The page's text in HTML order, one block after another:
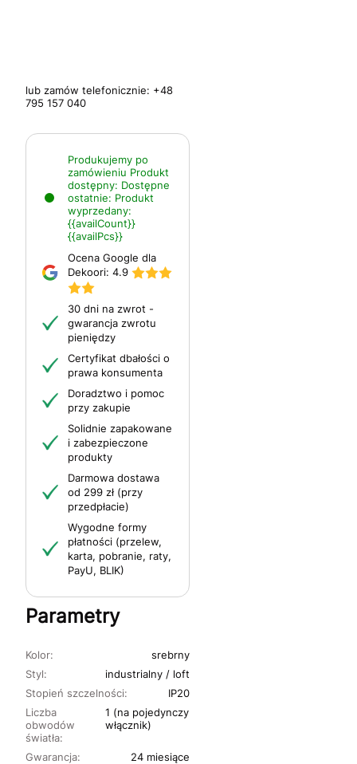
lub zamów telefonicznie: +48
795 157 040
Produkujemy po
zamówieniu Produkt
dostępny: Dostępne
ostatnie: Produkt
wyprzedany:
{{availCount}}
{{availPcs}}
Ocena Google dla
Dekoori: 4.9
30 dni na zwrot -
gwarancja zwrotu
pieniędzy
Certyfikat dbałości o
prawa konsumenta
Doradztwo i pomoc
przy zakupie
Solidnie zapakowane
i zabezpieczone
produkty
Darmowa dostawa
od 299 zł (przy
przedpłacie)
Wygodne formy
płatności (przelew,
karta, pobranie, raty,
PayU, BLIK)
Parametry
Kolor: srebrny
Stopień szczelności: IP20
Gwarancja: 24 miesiące
Styl: industrialny / loft
Liczba
obwodów
światła:
1 (na pojedynczy
włącznik)